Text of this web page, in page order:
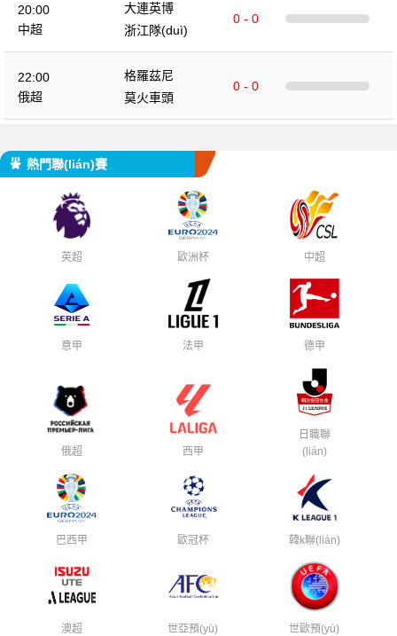
20:00
中超
大連英博
0 - 0
浙江隊(duì)
22:00
俄超
格羅茲尼
0 - 0
莫火車頭
熱門聯(lián)賽
英超 歐洲杯 中超
意甲 法甲 德甲
俄超 西甲
日職聯
(lián)
巴西甲 歐冠杯 韓k聯(lián)
澳超 世亞預(yù) 世歐預(yù)